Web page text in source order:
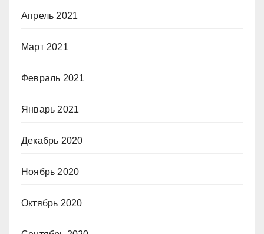
Апрель 2021
Март 2021
Февраль 2021
Январь 2021
Декабрь 2020
Ноябрь 2020
Октябрь 2020